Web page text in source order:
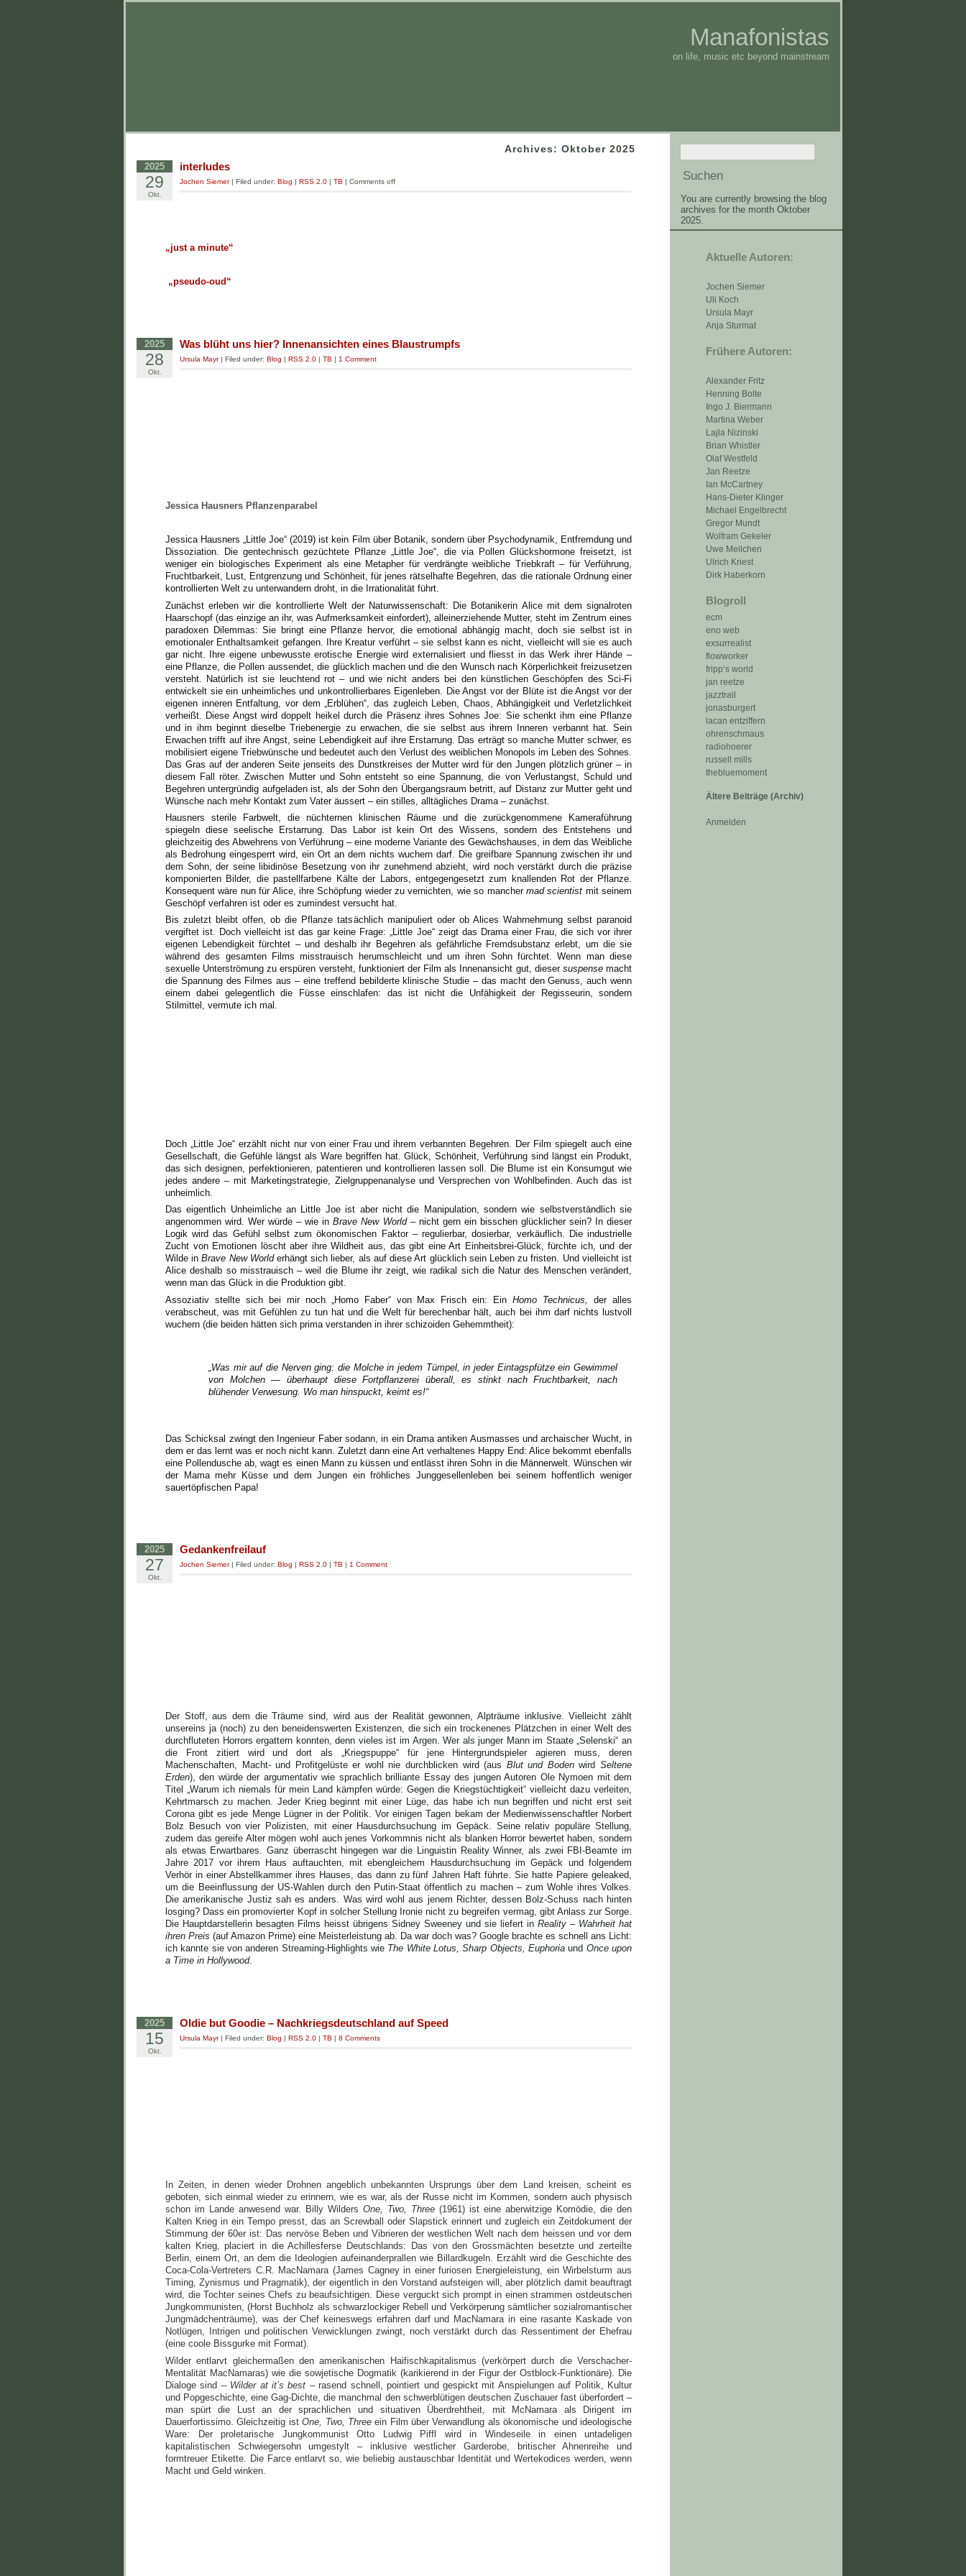
Manafonistas
on life, music etc beyond mainstream
You are currently browsing the blog
archives for the month Oktober
2025.
Aktuelle Autoren:
Jochen Siemer
Uli Koch
Ursula Mayr
Anja Sturmat
Frühere Autoren:
Alexander Fritz
Henning Bolte
Ingo J. Biermann
Martina Weber
Lajla Nizinski
Brian Whistler
Olaf Westfeld
Jan Reetze
Ian McCartney
Hans-Dieter Klinger
Michael Engelbrecht
Gregor Mundt
Wolfram Gekeler
Uwe Meilchen
Ulrich Kriest
Dirk Haberkorn
Blogroll
ecm
eno web
exsurrealist
flowworker
fripp‘s world
jan reetze
jazztrail
jonasburgert
lacan entziffern
ohrenschmaus
radiohoerer
russell mills
thebluemoment
Ältere Beiträge (Archiv)
Anmelden
Archives: Oktober 2025
2025
29
Okt.
interludes
Jochen Siemer| Filed under: Blog | RSS 2.0 | TB | Comments off
„just a minute“
„pseudo-oud“
2025
28
Okt.
Was blüht uns hier? Innenansichten eines Blaustrumpfs
Ursula Mayr| Filed under: Blog | RSS 2.0 | TB | 1 Comment
Jessica Hausners Pflanzenparabel
Jessica Hausners „Little Joe“ (2019) ist kein Film über Botanik, sondern über Psychodynamik, Entfremdung und
Dissoziation. Die gentechnisch gezüchtete Pflanze „Little Joe“, die via Pollen Glückshormone freisetzt, ist
weniger ein biologisches Experiment als eine Metapher für verdrängte weibliche Triebkraft – für Verführung,
Fruchtbarkeit, Lust, Entgrenzung und Schönheit, für jenes rätselhafte Begehren, das die rationale Ordnung einer
kontrollierten Welt zu unterwandern droht, in die Irrationalität führt.
Zunächst erleben wir die kontrollierte Welt der Naturwissenschaft: Die Botanikerin Alice mit dem signalroten
Haarschopf (das einzige an ihr, was Aufmerksamkeit einfordert), alleinerziehende Mutter, steht im Zentrum eines
paradoxen Dilemmas: Sie bringt eine Pflanze hervor, die emotional abhängig macht, doch sie selbst ist in
emotionaler Enthaltsamkeit gefangen. Ihre Kreatur verführt – sie selbst kann es nicht, vielleicht will sie es auch
gar nicht. Ihre eigene unbewusste erotische Energie wird externalisiert und fliesst in das Werk ihrer Hände –
eine Pflanze, die Pollen aussendet, die glücklich machen und die den Wunsch nach Körperlichkeit freizusetzen
versteht. Natürlich ist sie leuchtend rot – und wie nicht anders bei den künstlichen Geschöpfen des Sci-Fi
entwickelt sie ein unheimliches und unkontrollierbares Eigenleben. Die Angst vor der Blüte ist die Angst vor der
eigenen inneren Entfaltung, vor dem „Erblühen“, das zugleich Leben, Chaos, Abhängigkeit und Verletzlichkeit
verheißt. Diese Angst wird doppelt heikel durch die Präsenz ihres Sohnes Joe: Sie schenkt ihm eine Pflanze
und in ihm beginnt dieselbe Triebenergie zu erwachen, die sie selbst aus ihrem Inneren verbannt hat. Sein
Erwachen trifft auf ihre Angst, seine Lebendigkeit auf ihre Erstarrung. Das erträgt so manche Mutter schwer, es
mobilisiert eigene Triebwünsche und bedeutet auch den Verlust des weiblichen Monopols im Leben des Sohnes.
Das Gras auf der anderen Seite jenseits des Dunstkreises der Mutter wird für den Jungen plötzlich grüner – in
diesem Fall röter. Zwischen Mutter und Sohn entsteht so eine Spannung, die von Verlustangst, Schuld und
Begehren untergründig aufgeladen ist, als der Sohn den Übergangsraum betritt, auf Distanz zur Mutter geht und
Wünsche nach mehr Kontakt zum Vater äussert – ein stilles, alltägliches Drama – zunächst.
Hausners sterile Farbwelt, die nüchternen klinischen Räume und die zurückgenommene Kameraführung
spiegeln diese seelische Erstarrung. Das Labor ist kein Ort des Wissens, sondern des Entstehens und
gleichzeitig des Abwehrens von Verführung – eine moderne Variante des Gewächshauses, in dem das Weibliche
als Bedrohung eingesperrt wird, ein Ort an dem nichts wuchern darf. Die greifbare Spannung zwischen ihr und
dem Sohn, der seine libidinöse Besetzung von ihr zunehmend abzieht, wird noch verstärkt durch die präzise
komponierten Bilder, die pastellfarbene Kälte der Labors, entgegengesetzt zum knallenden Rot der Pflanze.
Konsequent wäre nun für Alice, ihre Schöpfung wieder zu vernichten, wie so mancher mad scientist mit seinem
Geschöpf verfahren ist oder es zumindest versucht hat.
Bis zuletzt bleibt offen, ob die Pflanze tatsächlich manipuliert oder ob Alices Wahrnehmung selbst paranoid
vergiftet ist. Doch vielleicht ist das gar keine Frage: „Little Joe“ zeigt das Drama einer Frau, die sich vor ihrer
eigenen Lebendigkeit fürchtet – und deshalb ihr Begehren als gefährliche Fremdsubstanz erlebt, um die sie
während des gesamten Films misstrauisch herumschleicht und um ihren Sohn fürchtet. Wenn man diese
sexuelle Unterströmung zu erspüren versteht, funktioniert der Film als Innenansicht gut, dieser suspensemacht
die Spannung des Filmes aus – eine treffend bebilderte klinische Studie – das macht den Genuss, auch wenn
einem dabei gelegentlich die Füsse einschlafen: das ist nicht die Unfähigkeit der Regisseurin, sondern
Stilmittel, vermute ich mal.
Doch „Little Joe“ erzählt nicht nur von einer Frau und ihrem verbannten Begehren. Der Film spiegelt auch eine
Gesellschaft, die Gefühle längst als Ware begriffen hat. Glück, Schönheit, Verführung sind längst ein Produkt,
das sich designen, perfektionieren, patentieren und kontrollieren lassen soll. Die Blume ist ein Konsumgut wie
jedes andere – mit Marketingstrategie, Zielgruppenanalyse und Versprechen von Wohlbefinden. Auch das ist
unheimlich.
Das eigentlich Unheimliche an Little Joe ist aber nicht die Manipulation, sondern wie selbstverständlich sie
angenommen wird. Wer würde – wie inBrave New World– nicht gern ein bisschen glücklicher sein? In dieser
Logik wird das Gefühl selbst zum ökonomischen Faktor – regulierbar, dosierbar, verkäuflich. Die industrielle
Zucht von Emotionen löscht aber ihre Wildheit aus, das gibt eine Art Einheitsbrei-Glück, fürchte ich, und der
Wilde inBrave New Worlderhängt sich lieber, als auf diese Art glücklich sein Leben zu fristen. Und vielleicht ist
Alice deshalb so misstrauisch – weil die Blume ihr zeigt, wie radikal sich die Natur des Menschen verändert,
wenn man das Glück in die Produktion gibt.
Assoziativ stellte sich bei mir noch „Homo Faber“ von Max Frisch ein: EinHomo Technicus,
der alles
verabscheut, was mit Gefühlen zu tun hat und die Welt für berechenbar hält, auch bei ihm darf nichts lustvoll
wuchern (die beiden hätten sich prima verstanden in ihrer schizoiden Gehemmtheit):
„Was mir auf die Nerven ging: die Molche in jedem Tümpel, in jeder Eintagspfütze ein Gewimmel
von Molchen — überhaupt diese Fortpflanzerei überall, es stinkt nach Fruchtbarkeit, nach
blühender Verwesung. Wo man hinspuckt, keimt es!“
Das Schicksal zwingt den Ingenieur Faber sodann, in ein Drama antiken Ausmasses und archaischer Wucht, in
dem er das lernt was er noch nicht kann. Zuletzt dann eine Art verhaltenes Happy End: Alice bekommt ebenfalls
eine Pollendusche ab, wagt es einen Mann zu küssen und entlässt ihren Sohn in die Männerwelt. Wünschen wir
der Mama mehr Küsse und dem Jungen ein fröhliches Junggesellenleben bei seinem hoffentlich weniger
sauertöpfischen Papa!
2025
27
Okt.
Gedankenfreilauf
Jochen Siemer| Filed under: Blog RSS 2.0 TB 1 Comment
Der Stoff, aus dem die Träume sind, wird aus der Realität gewonnen, Alpträume inklusive. Vielleicht zählt
unsereins ja (noch) zu den beneidenswerten Existenzen, die sich ein trockenenes Plätzchen in einer Welt des
durchfluteten Horrors ergattern konnten, denn vieles ist im Argen. Wer als junger Mann im Staate „Selenski“ an
die Front zitiert wird und dort als „Kriegspuppe“ für jene Hintergrundspieler agieren muss, deren
Machenschaften, Macht- und Profitgelüste er wohl nie durchblicken wird (aus Blut und BodenwirdSeltene
Erden), den würde der argumentativ wie sprachlich brilliante Essay des jungen Autoren Ole Nymoen mit dem
Titel „Warum ich niemals für mein Land kämpfen würde: Gegen die Kriegstüchtigkeit“ vielleicht dazu verleiten,
Kehrtmarsch zu machen. Jeder Krieg beginnt mit einer Lüge, das habe ich nun begriffen und nicht erst seit
Corona gibt es jede Menge Lügner in der Politik. Vor einigen Tagen bekam der Medienwissenschaftler Norbert
Bolz Besuch von vier Polizisten, mit einer Hausdurchsuchung im Gepäck. Seine relativ populäre Stellung,
zudem das gereife Alter mögen wohl auch jenes Vorkommnis nicht als blanken Horror bewertet haben, sondern
als etwas Erwartbares. Ganz überrascht hingegen war die Linguistin Reality Winner, als zwei FBI-Beamte im
Jahre 2017 vor ihrem Haus auftauchten, mit ebengleichem Hausdurchsuchung im Gepäck und folgendem
Verhör in einer Abstellkammer ihres Hauses, das dann zu fünf Jahren Haft führte. Sie hatte Papiere geleaked,
um die Beeinflussung der US-Wahlen durch den Putin-Staat öffentlich zu machen – zum Wohle ihres Volkes.
Die amerikanische Justiz sah es anders. Was wird wohl aus jenem Richter, dessen Bolz-Schuss nach hinten
losging? Dass ein promovierter Kopf in solcher Stellung Ironie nicht zu begreifen vermag, gibt Anlass zur Sorge.
Die Hauptdarstellerin besagten Films heisst übrigens Sidney Sweeney und sie liefert in Reality – Wahrheit hat
ihren Preis (auf Amazon Prime) eine Meisterleistung ab. Da war doch was? Google brachte es schnell ans Licht:
ich kannte sie von anderen Streaming-Highlights wie The White Lotus, Sharp Objects, Euphoria und Once upon
a Time in Hollywood.
2025
15
Okt.
Oldie but Goodie – Nachkriegsdeutschland auf Speed
Ursula Mayr| Filed under: Blog | RSS 2.0 | TB | 8 Comments
In Zeiten, in denen wieder Drohnen angeblich unbekannten Ursprungs über dem Land kreisen, scheint es
geboten, sich einmal wieder zu erinnern, wie es war, als der Russe nicht im Kommen, sondern auch physisch
schon im Lande anwesend war. Billy Wilders One, Two, Three (1961) ist eine aberwitzige Komödie, die den
Kalten Krieg in ein Tempo presst, das an Screwball oder Slapstick erinnert und zugleich ein Zeitdokument der
Stimmung der 60er ist: Das nervöse Beben und Vibrieren der westlichen Welt nach dem heissen und vor dem
kalten Krieg, placiert in die Achillesferse Deutschlands: Das von den Grossmächten besetzte und zerteilte
Berlin, einem Ort, an dem die Ideologien aufeinanderprallen wie Billardkugeln. Erzählt wird die Geschichte des
Coca-Cola-Vertreters C.R. MacNamara (James Cagney in einer furiosen Energieleistung, ein Wirbelsturm aus
Timing, Zynismus und Pragmatik), der eigentlich in den Vorstand aufsteigen will, aber plötzlich damit beauftragt
wird, die Tochter seines Chefs zu beaufsichtigen. Diese verguckt sich prompt in einen strammen ostdeutschen
Jungkommunisten, (Horst Buchholz als schwarzlockiger Rebell und Verkörperung sämtlicher sozialromantischer
Jungmädchenträume), was der Chef keineswegs erfahren darf und MacNamara in eine rasante Kaskade von
Notlügen, Intrigen und politischen Verwicklungen zwingt, noch verstärkt durch das Ressentiment der Ehefrau
(eine coole Bissgurke mit Format).
Wilder entlarvt gleichermaßen den amerikanischen Haifischkapitalismus (verkörpert durch die Verschacher-
Mentalität MacNamaras) wie die sowjetische Dogmatik (karikierend in der Figur der Ostblock-Funktionäre). Die
Dialoge sind – Wilder at it’s best – rasend schnell, pointiert und gespickt mit Anspielungen auf Politik, Kultur
und Popgeschichte, eine Gag-Dichte, die manchmal den schwerblütigen deutschen Zuschauer fast überfordert –
man spürt die Lust an der sprachlichen und situativen Überdrehtheit, mit McNamara als Dirigent im
Dauerfortissimo. Gleichzeitig istOne, Two, Threeein Film über Verwandlung als ökonomische und ideologische
Ware: Der proletarische Jungkommunist Otto Ludwig Piffl wird in Windeseile in einen untadeligen
kapitalistischen Schwiegersohn umgestylt – inklusive westlicher Garderobe, britischer Ahnenreihe und
formtreuer Etikette. Die Farce entlarvt so, wie beliebig austauschbar Identität und Wertekodices werden, wenn
Macht und Geld winken.